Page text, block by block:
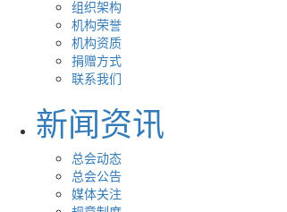
组织架构
机构荣誉
机构资质
捐赠方式
联系我们
新闻资讯
总会动态
总会公告
媒体关注